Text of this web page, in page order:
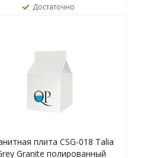
Достаточно
плита CSG-018 Talia
Granite полированный